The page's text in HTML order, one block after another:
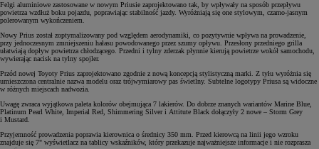
Felgi aluminiowe zastosowane w nowym Priusie zaprojektowano tak, by wpływały na sposób przepływu
powietrza wzdłuż boku pojazdu, poprawiając stabilność jazdy. Wyróżniają się one stylowym, czarno-jasnym
polerowanym wykończeniem.
Nowy Prius został zoptymalizowany pod względem aerodynamiki, co pozytywnie wpływa na prowadzenie,
przy jednoczesnym zmniejszeniu hałasu powodowanego przez szumy opływu. Przesłony przedniego grilla
ułatwiają dopływ powietrza chłodzącego. Przedni i tylny zderzak płynnie kierują powietrze wokół samochodu,
wywierając nacisk na tylny spojler.
Przód nowej Toyoty Prius zaprojektowano zgodnie z nową koncepcją stylistyczną marki. Z tyłu wyróżnia się
umieszczona centralnie nazwa modelu oraz trójwymiarowy pas świetlny. Subtelne logotypy Priusa są widoczne
w różnych miejscach nadwozia.
Uwagę zwraca wyjątkowa paleta kolorów obejmująca 7 lakierów. Do dobrze znanych wariantów Marine Blue,
Platinum Pearl White, Imperial Red, Shimmering Silver i Attitute Black dołączyły 2 nowe – Storm Grey
i Mustard.
Przyjemność prowadzenia poprawia kierownica o średnicy 350 mm. Przed kierowcą na linii jego wzroku
znajduje się 7" wyświetlacz na tablicy wskaźników, który przekazuje najważniejsze informacje i nie rozprasza